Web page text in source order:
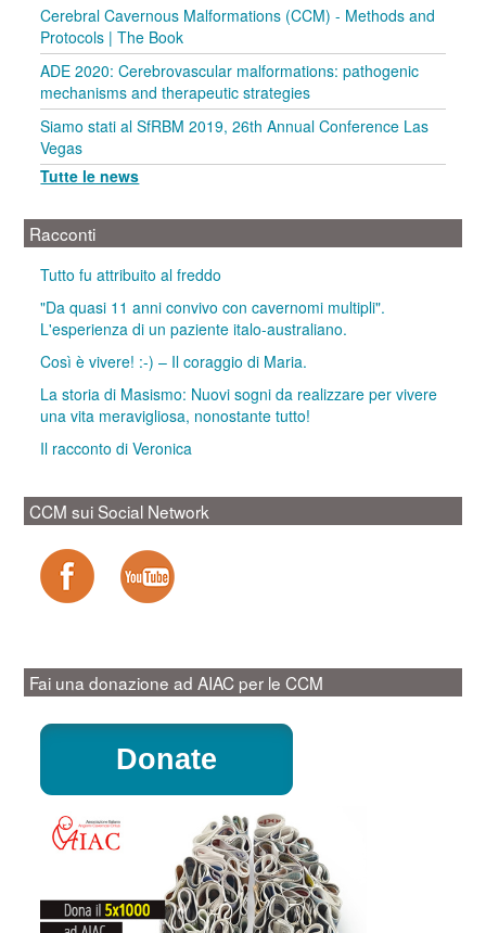
Cerebral Cavernous Malformations (CCM) - Methods and
Protocols | The Book
ADE 2020: Cerebrovascular malformations: pathogenic
mechanisms and therapeutic strategies
Siamo stati al SfRBM 2019, 26th Annual Conference Las
Vegas
Tutte le news
Racconti
Tutto fu attribuito al freddo
"Da quasi 11 anni convivo con cavernomi multipli".
L'esperienza di un paziente italo-australiano.
Così è vivere! :-) – Il coraggio di Maria.
La storia di Masismo: Nuovi sogni da realizzare per vivere
una vita meravigliosa, nonostante tutto!
Il racconto di Veronica
CCM sui Social Network
Fai una donazione ad AIAC per le CCM
Donate